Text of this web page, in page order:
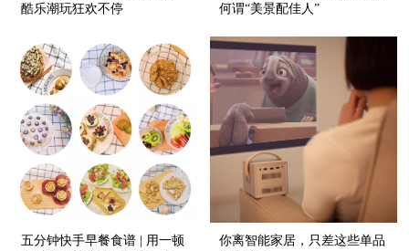
酷乐潮玩狂欢不停
何谓“美景配佳人”
五分钟快手早餐食谱 | 用一顿
你离智能家居，只差这些单品